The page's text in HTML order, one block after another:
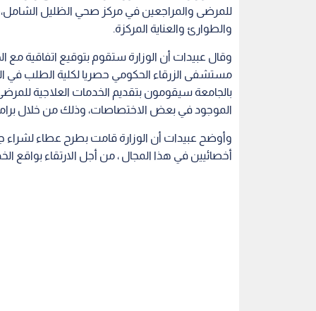
للمرضى والمراجعين في مركز صحي الظليل
والطوارئ والعناية المركزة.
وقال عبيدات أن الوزارة ستقوم بتوقيع اتفاقية مع
مستشفى الزرقاء الحكومي حصريا لكلية الطلب في
بالجامعة سيقومون بتقديم الخدمات العلاجية
الموجود في بعض الاختصاصات، وذلك من خلال
وأوضح عبيدات أن الوزارة قامت بطرح عطاء لشراء
أخصائيين في هذا المجال ، من أجل الارتقاء بواقع